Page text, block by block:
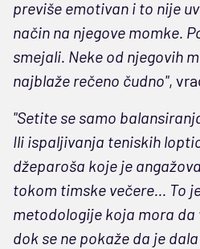
previše emotivan i to nije
način na njegove momke.
smejali. Neke od njegovih
najblaže rečeno čudno",
"Setite se samo
Ili ispaljivanja teniskih
džeparoša koje je
tokom timske večere... To
metodologije koja mora da
dok se ne pokaže da je